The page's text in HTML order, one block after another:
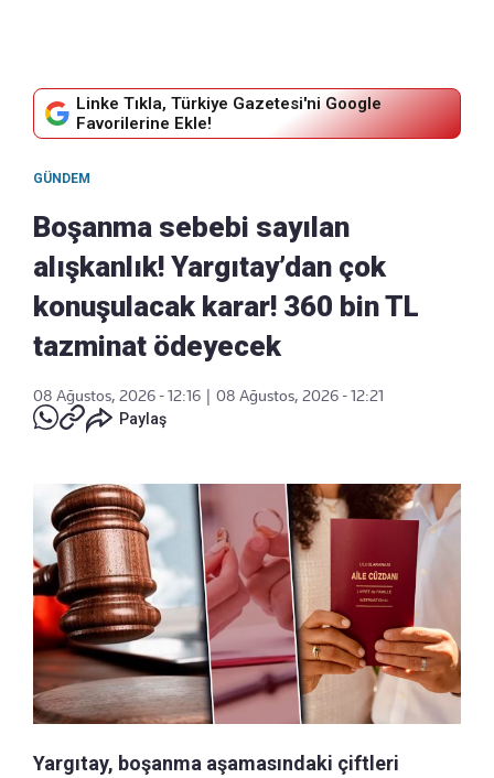
Linke Tıkla, Türkiye Gazetesi'ni Google
Favorilerine Ekle!
GÜNDEM
Boşanma sebebi sayılan
alışkanlık! Yargıtay’dan çok
konuşulacak karar! 360 bin TL
tazminat ödeyecek
08 Ağustos, 2026 - 12:16
08 Ağustos, 2026 - 12:21
Paylaş
Yargıtay, boşanma aşamasındaki çiftleri